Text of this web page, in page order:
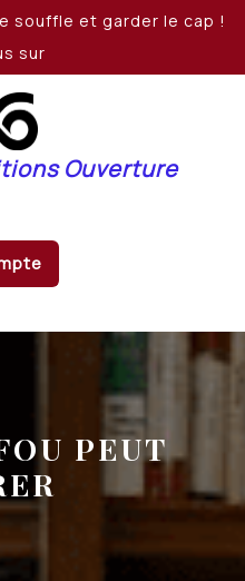
souffle et garder le cap !
sur
Ouverture
PEUT